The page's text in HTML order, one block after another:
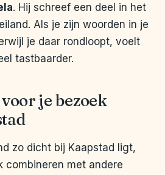
. Hij schreef een deel in het
Als je zijn woorden in je
je daar rondloopt, voelt
tastbaarder.
je bezoek
zo dicht bij Kaapstad ligt,
combineren met andere